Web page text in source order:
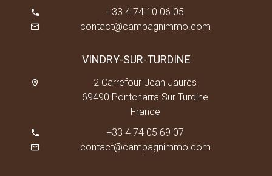
+33 4 74 10 06 05
contact@campagnimmo.com
VINDRY-SUR-TURDINE
2 Carrefour Jean Jaurès
69490 Pontcharra Sur Turdine
France
+33 4 74 05 69 07
contact@campagnimmo.com